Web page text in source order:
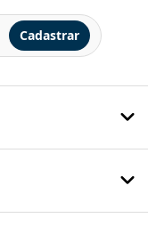
Cadastrar